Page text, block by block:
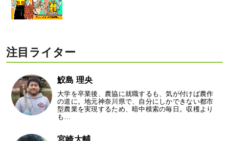
注目ライター
鮫島 理央
大学を卒業後、農協に就職するも、気が付けば農作
の道に。地元神奈川県で、自分にしかできない都市
型農業を実現するため、暗中模索の毎日。収穫より
も…